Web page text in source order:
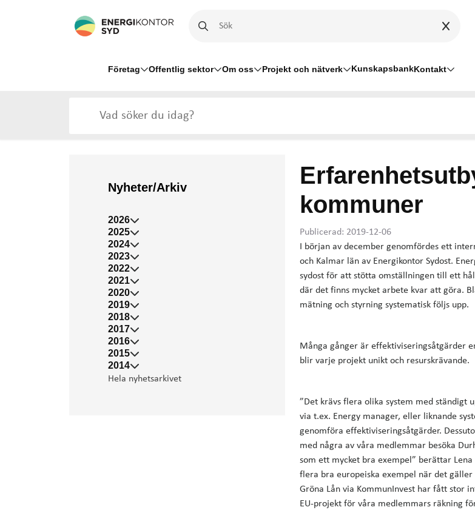
Företag Offentlig sektor Om oss Projekt och nätverk KunskapsbankKontakt
kommuner
Publicerad: 2019-12-06
I början av december genomfördes ett
och Kalmar län av Energikontor Sydost.
sydost för att stötta omställningen till ett
där det finns mycket arbete kvar att göra.
mätning och styrning systematisk följs upp.
Många gånger är effektiviseringsåtgärder
blir varje projekt unikt och resurskrävande.
”Det krävs flera olika system med ständigt
via t.ex. Energy manager, eller liknande
genomföra effektiviseringsåtgärder.
med några av våra medlemmar besöka
som ett mycket bra exempel” berättar
flera bra europeiska exempel när det
Gröna Lån via KommunInvest har fått stor
EU-projekt för våra medlemmars räkning
Nyheter/Arkiv
2026
2025
2024
2023
2022
2021
2020
2019
2018
2017
2016
2015
2014
Hela nyhetsarkivet